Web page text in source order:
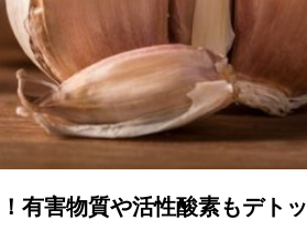
有害物質や活性酸素もデト